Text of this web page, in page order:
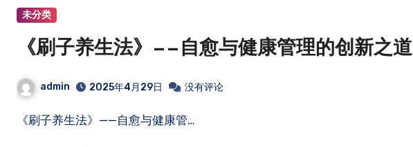
未分类
《刷子养生法》——自愈与健康管理的创新之道
admin 2025年4月29日 没有评论
《刷子养生法》——自愈与健康管…